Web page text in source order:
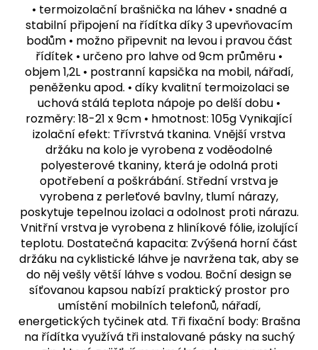
• termoizolační brašnička na láhev • snadné a
stabilní připojení na řídítka díky 3 upevňovacím
bodům • možno připevnit na levou i pravou část
řídítek • určeno pro lahve od 9cm průměru •
objem 1,2L • postranní kapsička na mobil, nářadí,
peněženku apod. • díky kvalitní termoizolaci se
uchová stálá teplota nápoje po delší dobu •
rozměry: 18-21 x 9cm • hmotnost: 105g Vynikající
izolační efekt: Třívrstvá tkanina. Vnější vrstva
držáku na kolo je vyrobena z voděodolné
polyesterové tkaniny, která je odolná proti
opotřebení a poškrábání. Střední vrstva je
vyrobena z perleťové bavlny, tlumí nárazy,
poskytuje tepelnou izolaci a odolnost proti nárazu.
Vnitřní vrstva je vyrobena z hliníkové fólie, izolující
teplotu. Dostatečná kapacita: Zvýšená horní část
držáku na cyklistické láhve je navržena tak, aby se
do něj vešly větší láhve s vodou. Boční design se
síťovanou kapsou nabízí praktický prostor pro
umístění mobilních telefonů, nářadí,
energetických tyčinek atd. Tři fixační body: Brašna
na řídítka využívá tři instalované pásky na suchý